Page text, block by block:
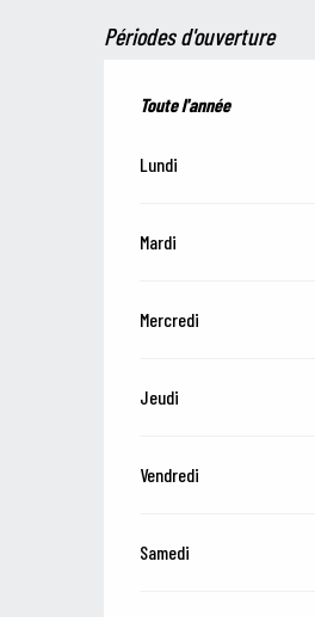
Périodes d'ouverture
Toute l'année
Toute l'année
Lundi
Mardi
Mercredi
Jeudi
Vendredi
Samedi